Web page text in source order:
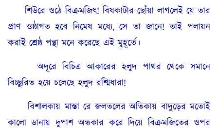
শিউরে ওঠে বিক্ৰমজিৎ! বিষকাটার ছোঁয়া লাগলেই যে তার
প্রাণ ওষ্ঠাগত হবে নিমেষ মধ্যে, সে তা জানে! তাই পলায়ন
করাই শ্রেষ্ঠ পন্থা মনে করেছে এই মুহূর্তে।
অদূরে বিচিত্র আকারের হলুদ পাথর থেকে সমানে
বিচ্ছুরিত হয়ে চলেছে হলুদ রশ্মিধারা!
বিশালকায় মাস্তা রে জলতলের অতিকায় বাদুড়ের মতোই
কালো ডানায় দুপাশ অন্ধকার করে দিয়ে বিক্ৰমজিতের ওপর